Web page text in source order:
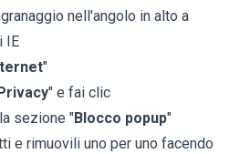
nell'angolo in alto a
IE
"
Privacy" e fai clic
sezione "Blocco popup"
e rimuovili uno per uno facendo